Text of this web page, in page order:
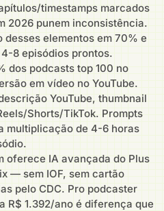
timestamps marcados
2026 punem inconsistência.
desses elementos em 70% e
8 episódios prontos.
dos podcasts top 100 no
em vídeo no YouTube.
YouTube, thumbnail
Shorts/TikTok. Prompts
multiplicação de 4-6 horas
oferece IA avançada do Plus
— sem IOF, sem cartão
pelo CDC. Pro podcaster
R$ 1.392/ano é diferença que